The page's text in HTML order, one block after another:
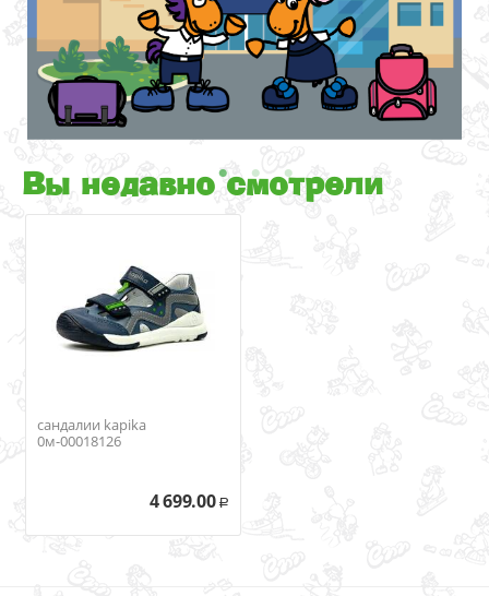
Вы недавно смотрели
сандалии kapika
0м-00018126
4 699.00 Р